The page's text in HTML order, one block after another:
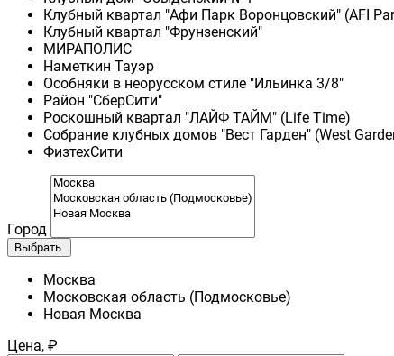
Клубный квартал "Афи Парк Воронцовский" (AFI
Клубный квартал "Фрунзенский"
МИРАПОЛИС
Наметкин Тауэр
Особняки в неорусском стиле "Ильинка 3/8"
Район "СберСити"
Роскошный квартал "ЛАЙФ ТАЙМ" (Life Time)
Собрание клубных домов "Вест Гарден" (West
ФизтехСити
Город
Выбрать
Москва
Московская область (Подмосковье)
Новая Москва
Цена, ₽